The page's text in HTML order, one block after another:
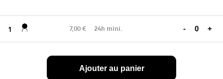
1 7,00 € 24h mini. - +
Ajouter au panier